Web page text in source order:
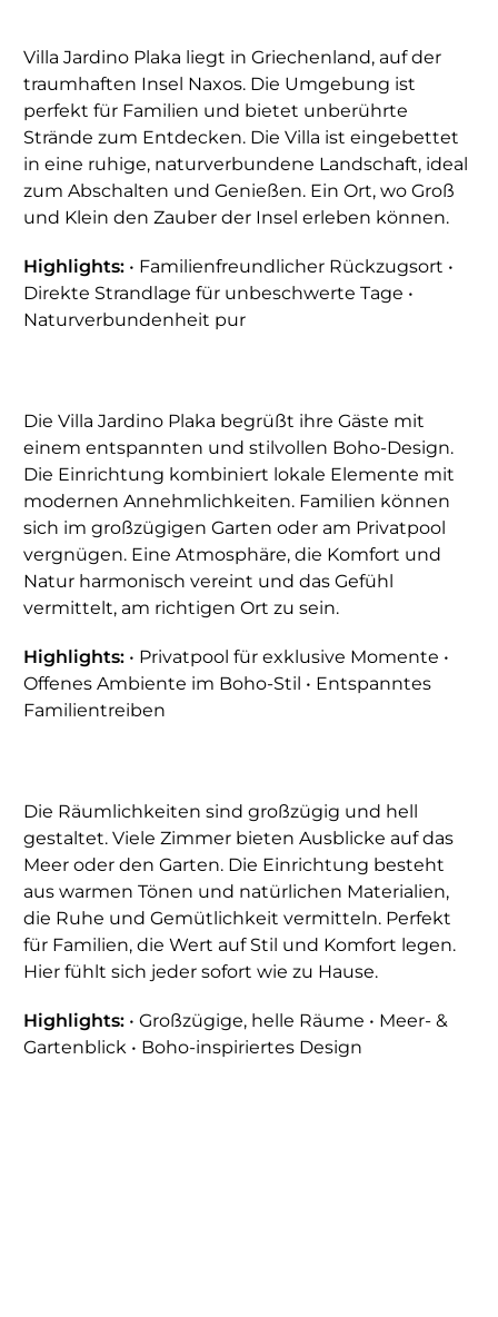
Villa Jardino Plaka liegt in Griechenland, auf der
traumhaften Insel Naxos. Die Umgebung ist
perfekt für Familien und bietet unberührte
Strände zum Entdecken. Die Villa ist eingebettet
in eine ruhige, naturverbundene Landschaft, ideal
zum Abschalten und Genießen. Ein Ort, wo Groß
und Klein den Zauber der Insel erleben können.
Highlights: • Familienfreundlicher Rückzugsort •
Direkte Strandlage für unbeschwerte Tage •
Naturverbundenheit pur
Die Villa Jardino Plaka begrüßt ihre Gäste mit
einem entspannten und stilvollen Boho-Design.
Die Einrichtung kombiniert lokale Elemente mit
modernen Annehmlichkeiten. Familien können
sich im großzügigen Garten oder am Privatpool
vergnügen. Eine Atmosphäre, die Komfort und
Natur harmonisch vereint und das Gefühl
vermittelt, am richtigen Ort zu sein.
Highlights: • Privatpool für exklusive Momente •
Offenes Ambiente im Boho-Stil • Entspanntes
Familientreiben
Die Räumlichkeiten sind großzügig und hell
gestaltet. Viele Zimmer bieten Ausblicke auf das
Meer oder den Garten. Die Einrichtung besteht
aus warmen Tönen und natürlichen Materialien,
die Ruhe und Gemütlichkeit vermitteln. Perfekt
für Familien, die Wert auf Stil und Komfort legen.
Hier fühlt sich jeder sofort wie zu Hause.
Highlights: • Großzügige, helle Räume • Meer- &
Gartenblick • Boho-inspiriertes Design